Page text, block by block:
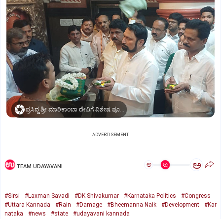
ಪ್ರಸಿದ್ಧ ಶ್ರೀ ಮಾರಿಕಾಂಬಾ ದೇವಿಗೆ ವಿಶೇಷ ಪೂಜೆ ಸಲ್ಲಿಸಿದ ಶಾಸಕ ಲಕ್ಷ್ಮಣ ಸವದಿ
ADVERTISEMENT
TEAM UDAYAVANI ಅ ಅ
#Sirsi #Laxman Savadi #DK Shivakumar #Karnataka Politics
#Congress
#Uttara Kannada
#Rain #Damage #Bheemanna Naik #Development
#Kar
nataka
#news #state #udayavani kannada